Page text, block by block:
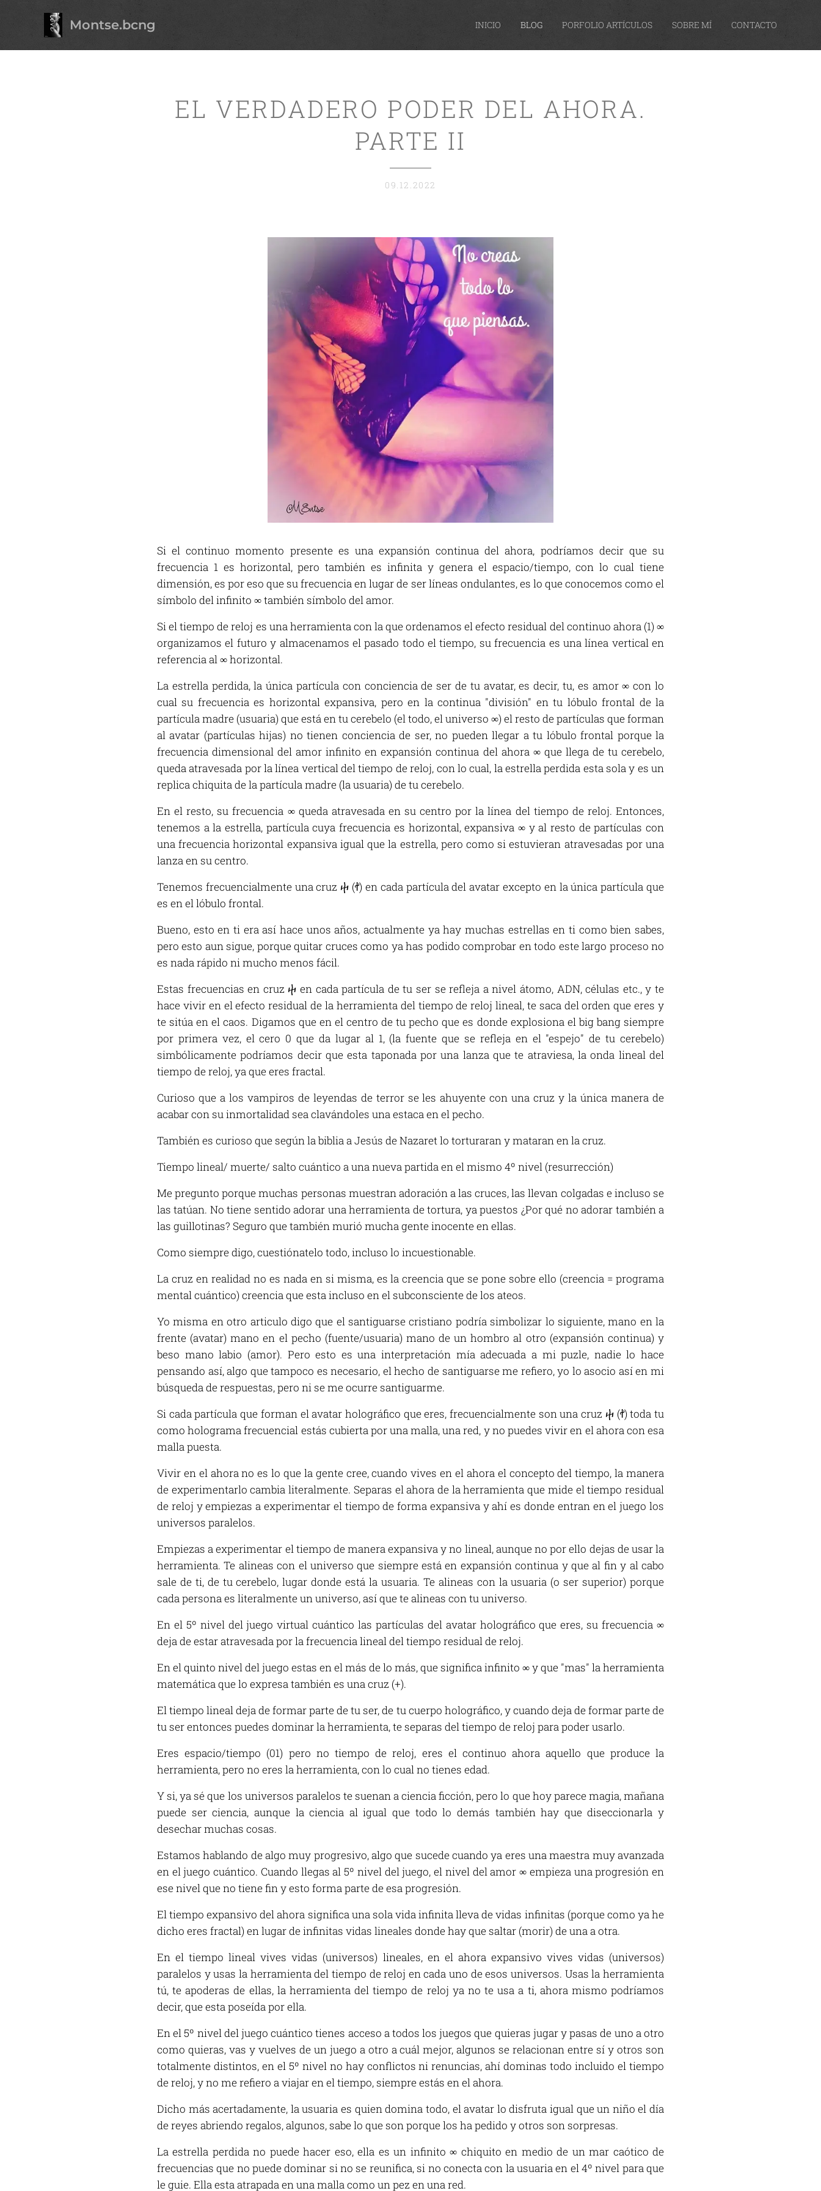
Montse.bcng INICIO BLOG PORFOLIO ARTÍCULOS SOBRE MÍ CONTACTO
EL VERDADERO PODER DEL AHORA.
PARTE II
09.12.2022
Si el continuo momento presente es una expansión continua del ahora, podríamos decir que su
frecuencia 1 es horizontal, pero también es infinita y genera el espacio/tiempo, con lo cual tiene
dimensión, es por eso que su frecuencia en lugar de ser líneas ondulantes, es lo que conocemos como el
símbolo del infinito ∞ también símbolo del amor.
Si el tiempo de reloj es una herramienta con la que ordenamos el efecto residual del continuo ahora (1) ∞
organizamos el futuro y almacenamos el pasado todo el tiempo, su frecuencia es una línea vertical en
referencia al ∞ horizontal.
La estrella perdida, la única partícula con conciencia de ser de tu avatar, es decir, tu, es amor ∞ con lo
cual su frecuencia es horizontal expansiva, pero en la continua "división" en tu lóbulo frontal de la
partícula madre (usuaria) que está en tu cerebelo (el todo, el universo ∞) el resto de partículas que forman
al avatar (partículas hijas) no tienen conciencia de ser, no pueden llegar a tu lóbulo frontal porque la
frecuencia dimensional del amor infinito en expansión continua del ahora ∞ que llega de tu cerebelo,
queda atravesada por la línea vertical del tiempo de reloj, con lo cual, la estrella perdida esta sola y es un
replica chiquita de la partícula madre (la usuaria) de tu cerebelo.
En el resto, su frecuencia ∞ queda atravesada en su centro por la línea del tiempo de reloj. Entonces,
tenemos a la estrella, partícula cuya frecuencia es horizontal, expansiva ∞ y al resto de partículas con
una frecuencia horizontal expansiva igual que la estrella, pero como si estuvieran atravesadas por una
lanza en su centro.
Tenemos frecuencialmente una cruz ⴕ (ꬷ) en cada partícula del avatar excepto en la única partícula que
es en el lóbulo frontal.
Bueno, esto en ti era así hace unos años, actualmente ya hay muchas estrellas en ti como bien sabes,
pero esto aun sigue, porque quitar cruces como ya has podido comprobar en todo este largo proceso no
es nada rápido ni mucho menos fácil.
Estas frecuencias en cruz ⴕ en cada partícula de tu ser se refleja a nivel átomo, ADN, células etc., y te
hace vivir en el efecto residual de la herramienta del tiempo de reloj lineal, te saca del orden que eres y
te sitúa en el caos. Digamos que en el centro de tu pecho que es donde explosiona el big bang siempre
por primera vez, el cero 0 que da lugar al 1, (la fuente que se refleja en el "espejo" de tu cerebelo)
simbólicamente podríamos decir que esta taponada por una lanza que te atraviesa, la onda lineal del
tiempo de reloj, ya que eres fractal.
Curioso que a los vampiros de leyendas de terror se les ahuyente con una cruz y la única manera de
acabar con su inmortalidad sea clavándoles una estaca en el pecho.
También es curioso que según la biblia a Jesús de Nazaret lo torturaran y mataran en la cruz.
Tiempo lineal/ muerte/ salto cuántico a una nueva partida en el mismo 4º nivel (resurrección)
Me pregunto porque muchas personas muestran adoración a las cruces, las llevan colgadas e incluso se
las tatúan. No tiene sentido adorar una herramienta de tortura, ya puestos ¿Por qué no adorar también a
las guillotinas? Seguro que también murió mucha gente inocente en ellas.
Como siempre digo, cuestiónatelo todo, incluso lo incuestionable.
La cruz en realidad no es nada en si misma, es la creencia que se pone sobre ello (creencia = programa
mental cuántico) creencia que esta incluso en el subconsciente de los ateos.
Yo misma en otro articulo digo que el santiguarse cristiano podría simbolizar lo siguiente, mano en la
frente (avatar) mano en el pecho (fuente/usuaria) mano de un hombro al otro (expansión continua) y
beso mano labio (amor). Pero esto es una interpretación mía adecuada a mi puzle, nadie lo hace
pensando así, algo que tampoco es necesario, el hecho de santiguarse me refiero, yo lo asocio así en mi
búsqueda de respuestas, pero ni se me ocurre santiguarme.
Si cada partícula que forman el avatar holográfico que eres, frecuencialmente son una cruz ⴕ (ꬷ) toda tu
como holograma frecuencial estás cubierta por una malla, una red, y no puedes vivir en el ahora con esa
malla puesta.
Vivir en el ahora no es lo que la gente cree, cuando vives en el ahora el concepto del tiempo, la manera
de experimentarlo cambia literalmente. Separas el ahora de la herramienta que mide el tiempo residual
de reloj y empiezas a experimentar el tiempo de forma expansiva y ahí es donde entran en el juego los
universos paralelos.
Empiezas a experimentar el tiempo de manera expansiva y no lineal, aunque no por ello dejas de usar la
herramienta. Te alineas con el universo que siempre está en expansión continua y que al fin y al cabo
sale de ti, de tu cerebelo, lugar donde está la usuaria. Te alineas con la usuaria (o ser superior) porque
cada persona es literalmente un universo, así que te alineas con tu universo.
En el 5º nivel del juego virtual cuántico las partículas del avatar holográfico que eres, su frecuencia ∞
deja de estar atravesada por la frecuencia lineal del tiempo residual de reloj.
En el quinto nivel del juego estas en el más de lo más, que significa infinito ∞ y que "mas" la herramienta
matemática que lo expresa también es una cruz (+).
El tiempo lineal deja de formar parte de tu ser, de tu cuerpo holográfico, y cuando deja de formar parte de
tu ser entonces puedes dominar la herramienta, te separas del tiempo de reloj para poder usarlo.
Eres espacio/tiempo (01) pero no tiempo de reloj, eres el continuo ahora aquello que produce la
herramienta, pero no eres la herramienta, con lo cual no tienes edad.
Y si, ya sé que los universos paralelos te suenan a ciencia ficción, pero lo que hoy parece magia, mañana
puede ser ciencia, aunque la ciencia al igual que todo lo demás también hay que diseccionarla y
desechar muchas cosas.
Estamos hablando de algo muy progresivo, algo que sucede cuando ya eres una maestra muy avanzada
en el juego cuántico. Cuando llegas al 5º nivel del juego, el nivel del amor ∞ empieza una progresión en
ese nivel que no tiene fin y esto forma parte de esa progresión.
El tiempo expansivo del ahora significa una sola vida infinita lleva de vidas infinitas (porque como ya he
dicho eres fractal) en lugar de infinitas vidas lineales donde hay que saltar (morir) de una a otra.
En el tiempo lineal vives vidas (universos) lineales, en el ahora expansivo vives vidas (universos)
paralelos y usas la herramienta del tiempo de reloj en cada uno de esos universos. Usas la herramienta
tú, te apoderas de ellas, la herramienta del tiempo de reloj ya no te usa a ti, ahora mismo podríamos
decir, que esta poseída por ella.
En el 5º nivel del juego cuántico tienes acceso a todos los juegos que quieras jugar y pasas de uno a otro
como quieras, vas y vuelves de un juego a otro a cuál mejor, algunos se relacionan entre sí y otros son
totalmente distintos, en el 5º nivel no hay conflictos ni renuncias, ahí dominas todo incluido el tiempo
de reloj, y no me refiero a viajar en el tiempo, siempre estás en el ahora.
Dicho más acertadamente, la usuaria es quien domina todo, el avatar lo disfruta igual que un niño el día
de reyes abriendo regalos, algunos, sabe lo que son porque los ha pedido y otros son sorpresas.
La estrella perdida no puede hacer eso, ella es un infinito ∞ chiquito en medio de un mar caótico de
frecuencias que no puede dominar si no se reunifica, si no conecta con la usuaria en el 4º nivel para que
le guie. Ella esta atrapada en una malla como un pez en una red.